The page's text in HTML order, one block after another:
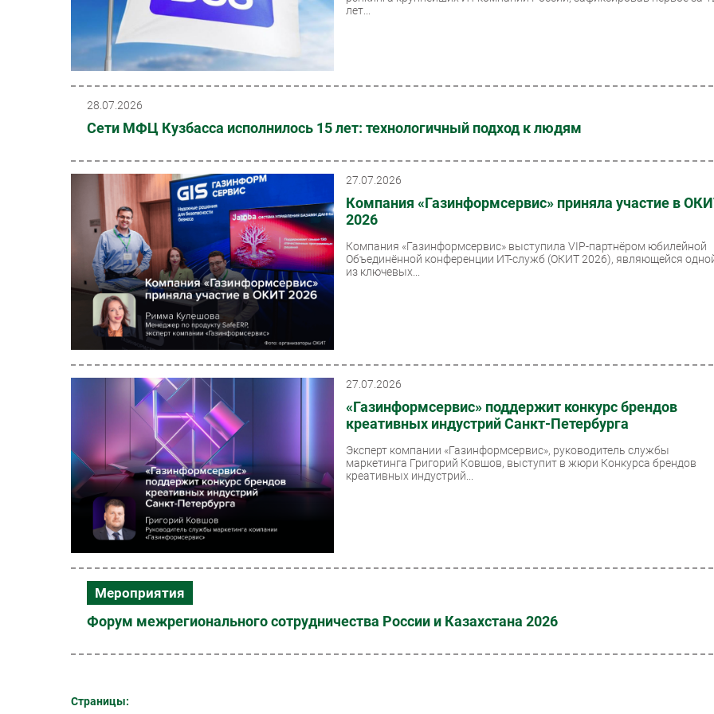
лет...
28.07.2026
Сети МФЦ Кузбасса исполнилось 15 лет: технологичный подход к людям
27.07.2026
Компания «Газинформсервис» приняла участие в
2026
Компания «Газинформсервис» выступила VIP-партнёром юбилейной
Объединённой конференции ИТ-служб (ОКИТ 2026), являющейся
из ключевых...
27.07.2026
«Газинформсервис» поддержит конкурс брендов
креативных индустрий Санкт-Петербурга
Эксперт компании «Газинформсервис», руководитель службы
маркетинга Григорий Ковшов, выступит в жюри Конкурса брендов
креативных индустрий...
Мероприятия
Форум межрегионального сотрудничества России и Казахстана 2026
Страницы: